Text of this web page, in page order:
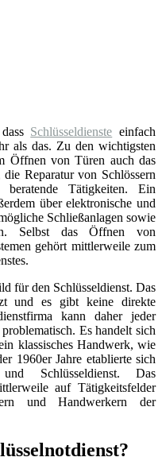
Schlüsseldienste einfach
als das. Zu den wichtigsten
Öffnen von Türen auch das
Reparatur von Schlössern
Tätigkeiten. Ein
über elektronische und
Schließanlagen sowie
Selbst das Öffnen von
gehört mittlerweile zum
für den Schlüsseldienst. Das
und es gibt keine direkte
kann daher jeder
Es handelt sich
klassisches Handwerk, wie
1960er Jahre etablierte sich
Schlüsseldienst. Das
auf Tätigkeitsfelder
und Handwerkern der